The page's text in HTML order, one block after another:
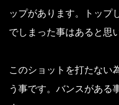
ップがあります。
トップ
でしまった事はあると思
このショットを打たない
う事です。 バンスがある